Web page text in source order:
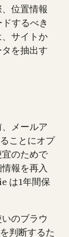
位置情報
するべき
サイトか
を抽出す
メールア
ことにオプ
のためで
報を再入
は1年間保
のブラウ
判断するた